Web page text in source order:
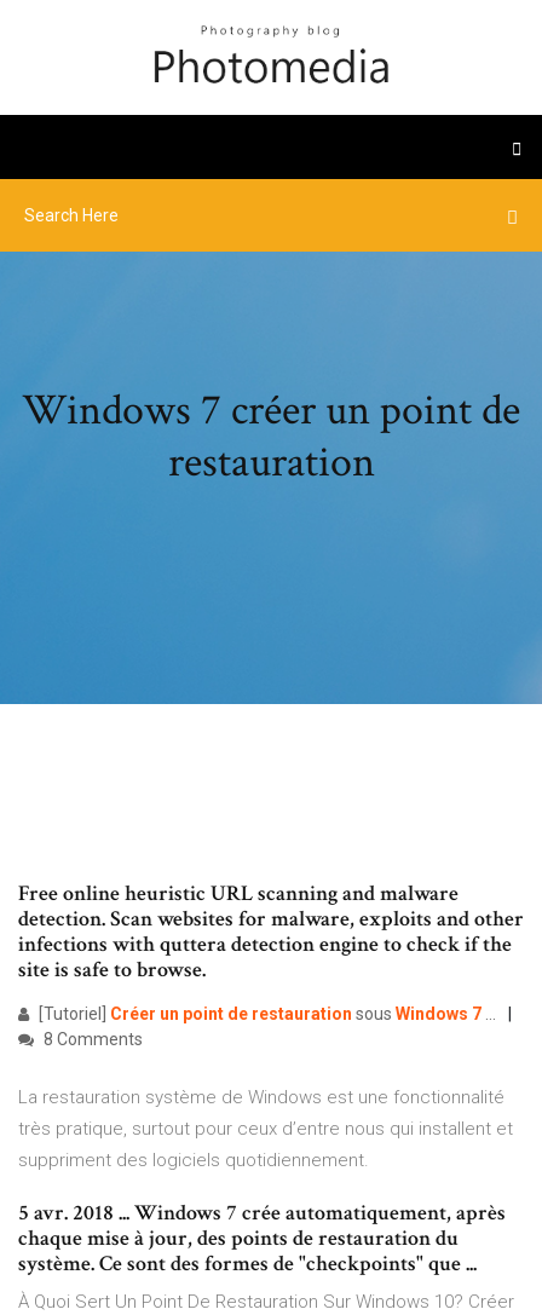
Windows 7 créer un point de
restauration
Free online heuristic URL scanning and malware
detection. Scan websites for malware, exploits and other
infections with quttera detection engine to check if the
site is safe to browse.
[Tutoriel] Créer un point de restauration sous Windows 7 ...
8 Comments
La restauration système de Windows est une fonctionnalité
très pratique, surtout pour ceux d’entre nous qui installent et
suppriment des logiciels quotidiennement.
5 avr. 2018 ... Windows 7 crée automatiquement, après
chaque mise à jour, des points de restauration du
système. Ce sont des formes de "checkpoints" que ...
À Quoi Sert Un Point De Restauration Sur Windows 10? Créer